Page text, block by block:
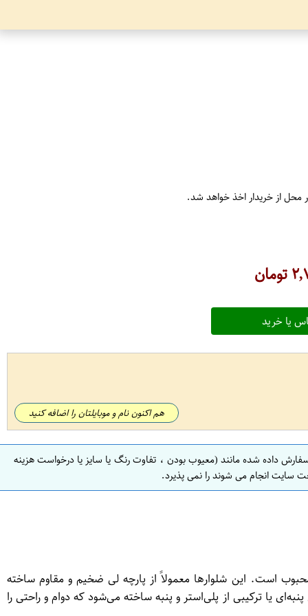
محل از خریدار اخذ خواهد شد.
تومان
یا خرید
هم اکنون نام و موبایلتان را اضافه کنید
داده شده مانند (معیوب بودن ، تفاوت رنگ یا سایز یا درخواست هزینه
سایت انجام می شوند را نمی پذیرد.
است. این شلوارها معمولاً از پارچه لی ضخیم و مقاوم ساخته
یا ترکیبی از پلی‌استر و پنبه ساخته می‌شود که دوام و راحتی را